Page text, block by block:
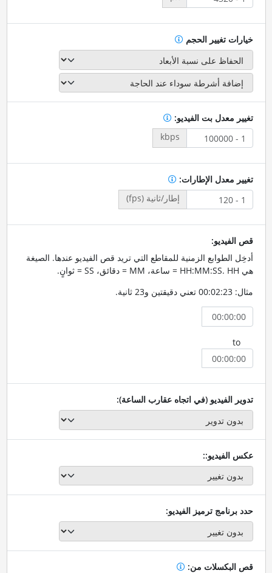
خيارات تغيير الحجم
تغيير معدل بت الفيديو:
kbps
تغيير معدل الإطارات:
إطار/ثانية (fps)
قص الفيديو:
أدخِل الطوابع الزمنية للمقاطع التي تريد قص الفيديو عندها. الصيغة
هي HH:MM:SS. HH = ساعة، MM = دقائق، SS = ثوانٍ.
مثال: 00:02:23 تعني دقيقتين و23 ثانية.
to
تدوير الفيديو (في اتجاه عقارب الساعة):
عكس الفيديو::
حدد برنامج ترميز الفيديو:
قص البكسلات من: